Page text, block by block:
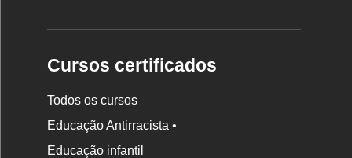
Cursos certificados
Todos os cursos
Educação Antirracista •
Educação infantil